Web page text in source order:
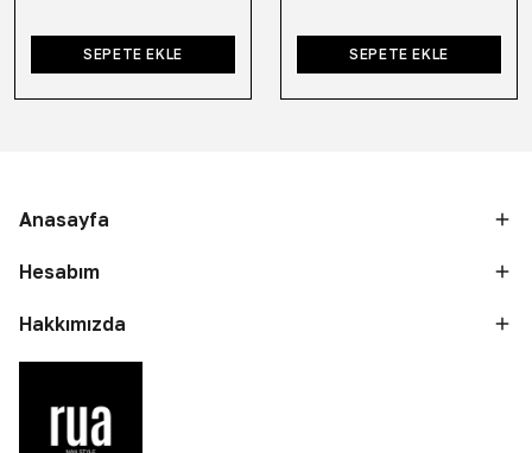
SEPETE EKLE SEPETE EKLE
Anasayfa
Hesabım
Hakkımızda